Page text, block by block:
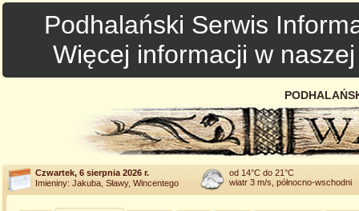
Podhalański Serwis
Więcej informacji w
Czwartek, 6 sierpnia 2026 r.
Imieniny: Jakuba, Sławy, Wincentego
od 14°C do 21°C
wiatr 3 m/s, północno-wschodni